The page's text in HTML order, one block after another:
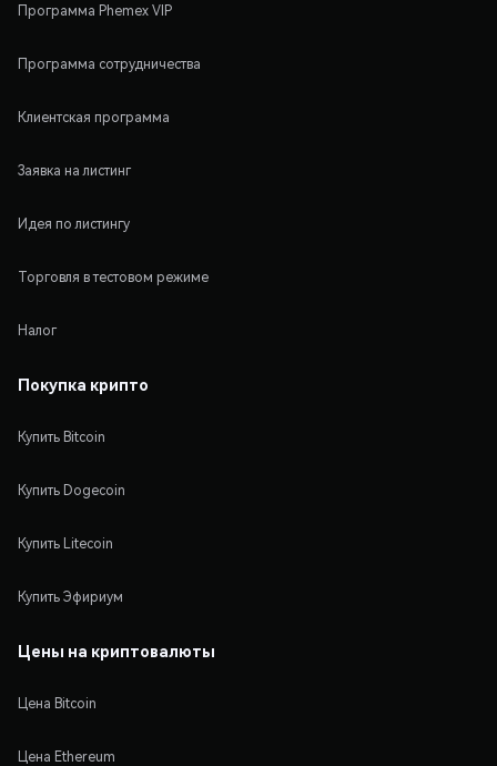
Программа Phemex VIP
Программа сотрудничества
Клиентская программа
Заявка на листинг
Идея по листингу
Торговля в тестовом режиме
Налог
Покупка крипто
Купить Bitcoin
Купить Dogecoin
Купить Litecoin
Купить Эфириум
Цены на криптовалюты
Цена Bitcoin
Цена Ethereum